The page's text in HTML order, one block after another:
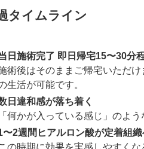
タイムライン
日施術完了 即日帰宅15〜30分
術後はそのままご帰宅いただ
生活が可能です。
日違和感が落ち着く
何かが入っている感じ」のよ
〜2週間ヒアルロン酸が定着組
の時期に効果を実感しやすくな